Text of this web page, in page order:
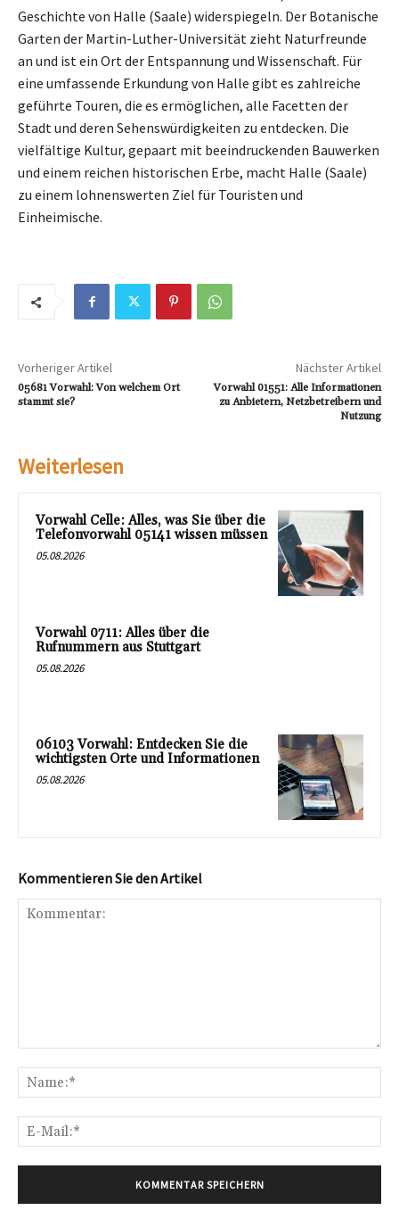
Geschichte von Halle (Saale) widerspiegeln. Der Botanische
Garten der Martin-Luther-Universität zieht Naturfreunde
an und ist ein Ort der Entspannung und Wissenschaft. Für
eine umfassende Erkundung von Halle gibt es zahlreiche
geführte Touren, die es ermöglichen, alle Facetten der
Stadt und deren Sehenswürdigkeiten zu entdecken. Die
vielfältige Kultur, gepaart mit beeindruckenden Bauwerken
und einem reichen historischen Erbe, macht Halle (Saale)
zu einem lohnenswerten Ziel für Touristen und
Einheimische.
Vorheriger Artikel
05681 Vorwahl: Von welchem Ort
stammt sie?
Nächster Artikel
Vorwahl 01551: Alle Informationen
zu Anbietern, Netzbetreibern und
Nutzung
Weiterlesen
Vorwahl Celle: Alles, was Sie über die
Telefonvorwahl 05141 wissen müssen
05.08.2026
Vorwahl 0711: Alles über die
Rufnummern aus Stuttgart
05.08.2026
06103 Vorwahl: Entdecken Sie die
wichtigsten Orte und Informationen
05.08.2026
Kommentieren Sie den Artikel